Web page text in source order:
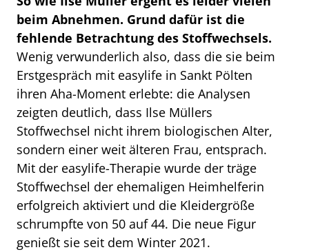
beim Abnehmen. Grund dafür ist die
fehlende Betrachtung des Stoffwechsels.
Wenig verwunderlich also, dass die sie beim
Erstgespräch mit easylife in Sankt Pölten
ihren Aha-Moment erlebte: die Analysen
zeigten deutlich, dass Ilse Müllers
Stoffwechsel nicht ihrem biologischen Alter,
sondern einer weit älteren Frau, entsprach.
Mit der easylife-Therapie wurde der träge
Stoffwechsel der ehemaligen Heimhelferin
erfolgreich aktiviert und die Kleidergröße
schrumpfte von 50 auf 44. Die neue Figur
genießt sie seit dem Winter 2021.